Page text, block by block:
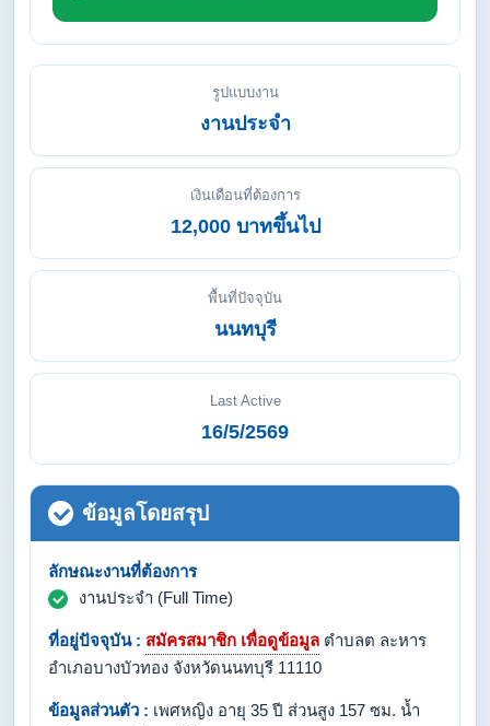
รูปแบบงาน
งานประจำ
เงินเดือนที่ต้องการ
12,000 บาทขึ้นไป
พื้นที่ปัจจุบัน
นนทบุรี
Last Active
16/5/2569
ข้อมูลโดยสรุป
ลักษณะงานที่ต้องการ
งานประจำ (Full Time)
ที่อยู่ปัจจุบัน : สมัครสมาชิก เพื่อดูข้อมูล ตำบลต ละหาร
อำเภอบางบัวทอง จังหวัดนนทบุรี 11110
ข้อมูลส่วนตัว : เพศหญิง อายุ 35 ปี ส่วนสูง 157 ซม. น้ำ